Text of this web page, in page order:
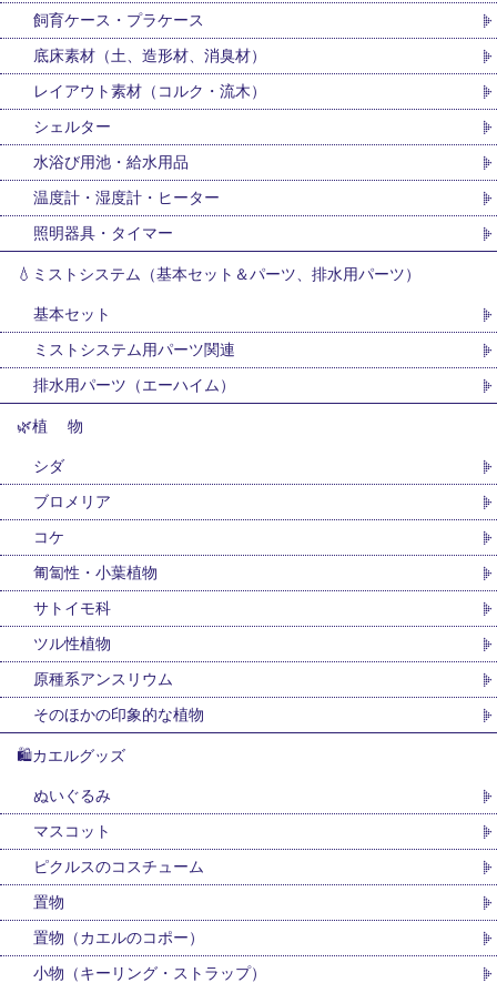
飼育ケース・プラケース
底床素材（土、造形材、消臭材）
レイアウト素材（コルク・流木）
シェルター
水浴び用池・給水用品
温度計・湿度計・ヒーター
照明器具・タイマー
💧ミストシステム（基本セット＆パーツ、排水用パーツ）
基本セット
ミストシステム用パーツ関連
排水用パーツ（エーハイム）
🌿植 物
シダ
ブロメリア
コケ
匍匐性・小葉植物
サトイモ科
ツル性植物
原種系アンスリウム
そのほかの印象的な植物
🛍カエルグッズ
ぬいぐるみ
マスコット
ピクルスのコスチューム
置物
置物（カエルのコポー）
小物（キーリング・ストラップ）